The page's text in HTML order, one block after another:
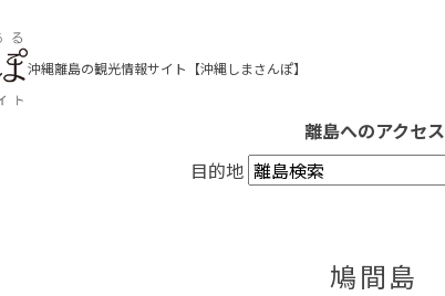
沖縄離島の観光情報サイト【沖縄しまさんぽ】
離島へのアクセス
目的地
鳩間島